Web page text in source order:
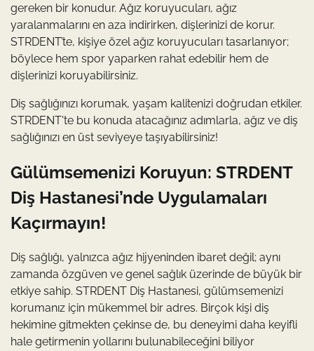
gereken bir konudur. Ağız koruyucuları, ağız
yaralanmalarını en aza indirirken, dişlerinizi de korur.
STRDENT’te, kişiye özel ağız koruyucuları tasarlanıyor;
böylece hem spor yaparken rahat edebilir hem de
dişlerinizi koruyabilirsiniz.
Diş sağlığınızı korumak, yaşam kalitenizi doğrudan etkiler.
STRDENT'te bu konuda atacağınız adımlarla, ağız ve diş
sağlığınızı en üst seviyeye taşıyabilirsiniz!
Gülümsemenizi Koruyun: STRDENT
Diş Hastanesi’nde Uygulamaları
Kaçırmayın!
Diş sağlığı, yalnızca ağız hijyeninden ibaret değil; aynı
zamanda özgüven ve genel sağlık üzerinde de büyük bir
etkiye sahip. STRDENT Diş Hastanesi, gülümsemenizi
korumanız için mükemmel bir adres. Birçok kişi diş
hekimine gitmekten çekinse de, bu deneyimi daha keyifli
hale getirmenin yollarını bulunabileceğini biliyor